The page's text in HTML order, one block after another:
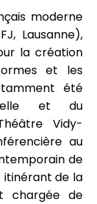
moderne
Lausanne),
la création
et les
été
et du
Vidy-
au
de
itinérant de la
chargée de